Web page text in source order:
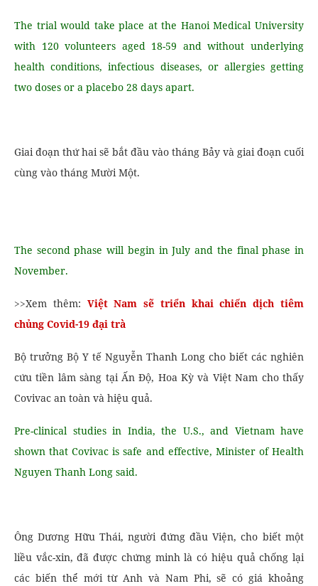
The trial would take place at the Hanoi Medical University
with 120 volunteers aged 18-59 and without underlying
health conditions, infectious diseases, or allergies getting
two doses or a placebo 28 days apart.
Giai đoạn thứ hai sẽ bắt đầu vào tháng Bảy và giai đoạn cuối
cùng vào tháng Mười Một.
The second phase will begin in July and the final phase in
November.
>>Xem thêm: Việt Nam sẽ triển khai chiến dịch tiêm
chủng Covid-19 đại trà
Bộ trưởng Bộ Y tế Nguyễn Thanh Long cho biết các nghiên
cứu tiền lâm sàng tại Ấn Độ, Hoa Kỳ và Việt Nam cho thấy
Covivac an toàn và hiệu quả.
Pre-clinical studies in India, the U.S., and Vietnam have
shown that Covivac is safe and effective, Minister of Health
Nguyen Thanh Long said.
Ông Dương Hữu Thái, người đứng đầu Viện, cho biết một
liều vắc-xin, đã được chứng minh là có hiệu quả chống lại
các biến thể mới từ Anh và Nam Phi, sẽ có giá khoảng